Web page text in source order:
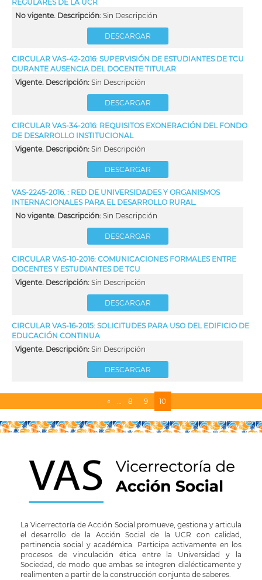
REGULARES DE LA UCR
No vigente. Descripción: Sin Descripción
DESCARGAR
CIRCULAR VAS-42-2016: SUPERVISIÓN DE ESTUDIANTES DE TCU
DURANTE AUSENCIA DEL DOCENTE TITULAR
Vigente. Descripción: Sin Descripción
DESCARGAR
CIRCULAR VAS-34-2016: REQUISITOS EXONERACIÓN DEL FONDO
DE DESARROLLO INSTITUCIONAL
Vigente. Descripción: Sin Descripción
DESCARGAR
VAS-2245-2016. : RED DE UNIVERSIDADES Y ORGANISMOS
INTERNACIONALES PARA EL DESARROLLO RURAL.
No vigente. Descripción: Sin Descripción
DESCARGAR
CIRCULAR VAS-10-2016: COMUNICACIONES FORMALES ENTRE
DOCENTES Y ESTUDIANTES DE TCU
Vigente. Descripción: Sin Descripción
DESCARGAR
CIRCULAR VAS-16-2015: SOLICITUDES PARA USO DEL EDIFICIO DE
EDUCACIÓN CONTINUA
Vigente. Descripción: Sin Descripción
DESCARGAR
Página
anterior
« … Page
8 Page
9
Página
actual
10
La Vicerrectoría de Acción Social promueve, gestiona y articula
el desarrollo de la Acción Social de la UCR con calidad,
pertinencia social y académica. Participa activamente en los
procesos de vinculación ética entre la Universidad y la
Sociedad, de modo que ambas se integren dialécticamente y
realimenten a partir de la construcción conjunta de saberes.